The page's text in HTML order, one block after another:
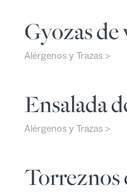
Gyozas
Alérgenos y Trazas >
Ensalada
Alérgenos y Trazas >
Torreznos